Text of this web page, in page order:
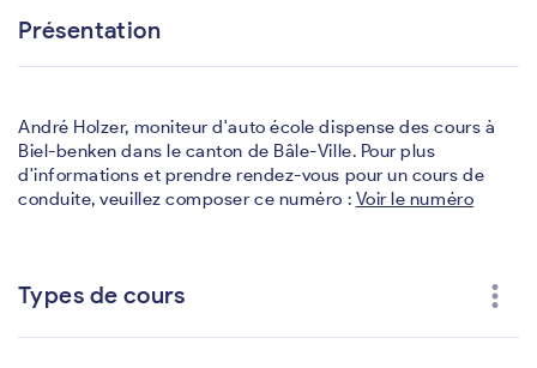
Présentation
André Holzer, moniteur d'auto école dispense des cours à
Biel-benken dans le canton de Bâle-Ville. Pour plus
d'informations et prendre rendez-vous pour un cours de
conduite, veuillez composer ce numéro : Voir le numéro
Types de cours more_vert